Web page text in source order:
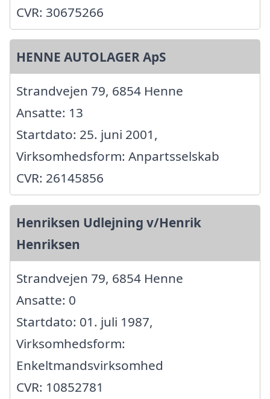
CVR: 30675266
HENNE AUTOLAGER ApS
Strandvejen 79, 6854 Henne
Ansatte: 13
Startdato: 25. juni 2001,
Virksomhedsform: Anpartsselskab
CVR: 26145856
Henriksen Udlejning v/Henrik
Henriksen
Strandvejen 79, 6854 Henne
Ansatte: 0
Startdato: 01. juli 1987,
Virksomhedsform:
Enkeltmandsvirksomhed
CVR: 10852781